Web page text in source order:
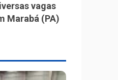
vagas
Marabá (PA)